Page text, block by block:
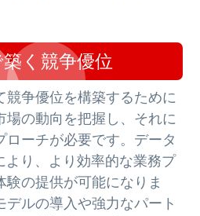
く競争優位
競争優位を構築するために
場の動向を把握し、それに
ローチが必要です。データ
より、より効率的な業務プ
験の提供が可能になりま
ルの導入や強力なパート